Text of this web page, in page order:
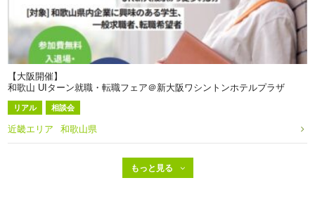
【大阪開催】
和歌山 UIターン就職・転職フェア＠新大阪ワシントンホテルプラザ
リアル 相談会
近畿エリア 和歌山県